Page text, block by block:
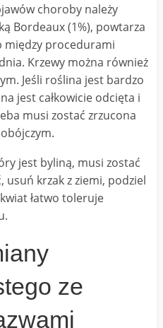
choroby należy
Bordeaux (1%), powtarza
między procedurami
Krzewy można również
Jeśli roślina jest bardzo
jest całkowicie odcięta i
musi zostać zrzucona
jest byliną, musi zostać
usuń krzak z ziemi, podziel
łatwo toleruje
ze